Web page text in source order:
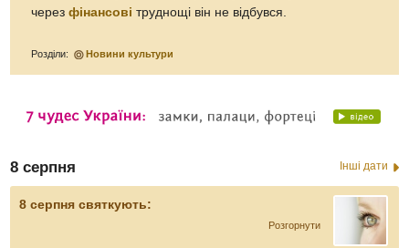
черезфінансові труднощі він не відбувся.
Розділи: Новини культури
8 серпня Інші дати
8 серпня святкують:
Розгорнути